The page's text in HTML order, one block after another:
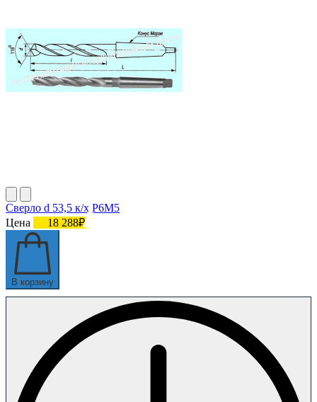
Сверло d 53,5 к/х Р6М5
Цена
18 288₽
В корзину